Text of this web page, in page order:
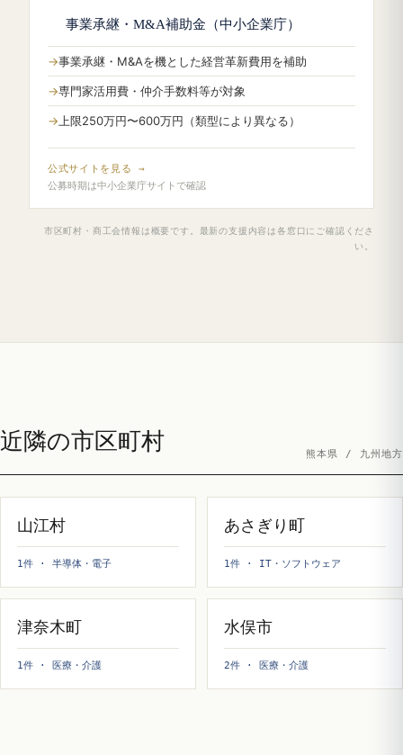
事業承継・M&A補助金（中小企業庁）
事業承継・M&Aを機とした経営革新費用を補助
専門家活用費・仲介手数料等が対象
上限250万円〜600万円（類型により異なる）
公式サイトを見る →
公募時期は中小企業庁サイトで確認
市区町村・商工会情報は概要です。最新の支援内容は各窓口にご確認くださ
い。
近隣の市区町村 熊本県 / 九州地方
山江村
1件 · 半導体・電子
あさぎり町
1件 · IT・ソフトウェア
津奈木町
1件 · 医療・介護
水俣市
2件 · 医療・介護